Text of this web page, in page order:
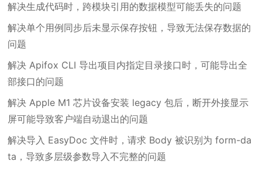
解决生成代码时，跨模块引用的数据模型可能丢失的问题
解决单个用例同步后未显示保存按钮，导致无法保存数据的
问题
解决 Apifox CLI 导出项目内指定目录接口时，可能导出全
部接口的问题
解决 Apple M1 芯片设备安装 legacy 包后，断开外接显示
屏可能导致客户端自动退出的问题
解决导入 EasyDoc 文件时，请求 Body 被识别为 form-da
ta，导致多层级参数导入不完整的问题